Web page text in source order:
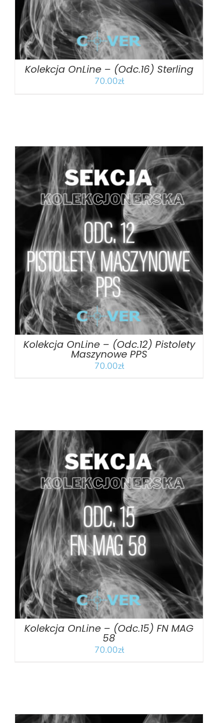
Kolekcja OnLine – (Odc.16) Sterling
70.00zł
DODAJ DO KOSZYKA SZCZEGÓŁY
Kolekcja OnLine – (Odc.12) Pistolety
Maszynowe PPS
70.00zł
DODAJ DO KOSZYKA / SZCZEGÓŁY
Kolekcja OnLine – (Odc.15) FN MAG
58
70.00zł